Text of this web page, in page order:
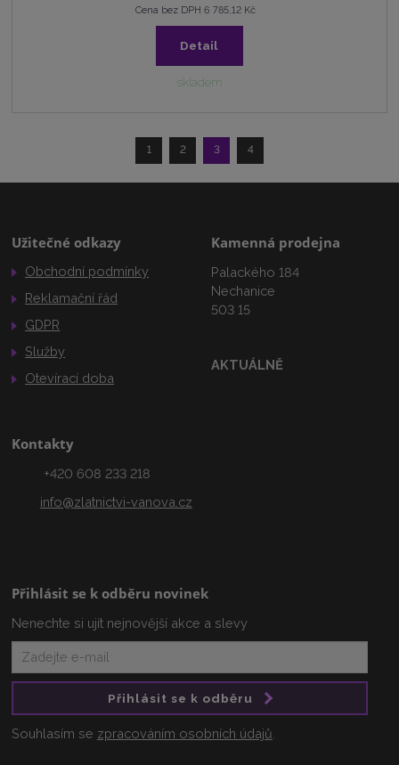
Cena bez DPH 6 785,12 Kč
Detail
skladem
1 2 3 4
Užitečné odkazy
Obchodní podmínky
Reklamační řád
GDPR
Služby
Otevírací doba
Kamenná prodejna
Palackého 184
Nechanice
503 15
AKTUÁLNĚ
Kontakty
+420 608 233 218
info@zlatnictvi-vanova.cz
Přihlásit se k odběru novinek
Nenechte si ujít nejnovější akce a slevy
Přihlásit se k odběru
Souhlasím se zpracováním osobních údajů